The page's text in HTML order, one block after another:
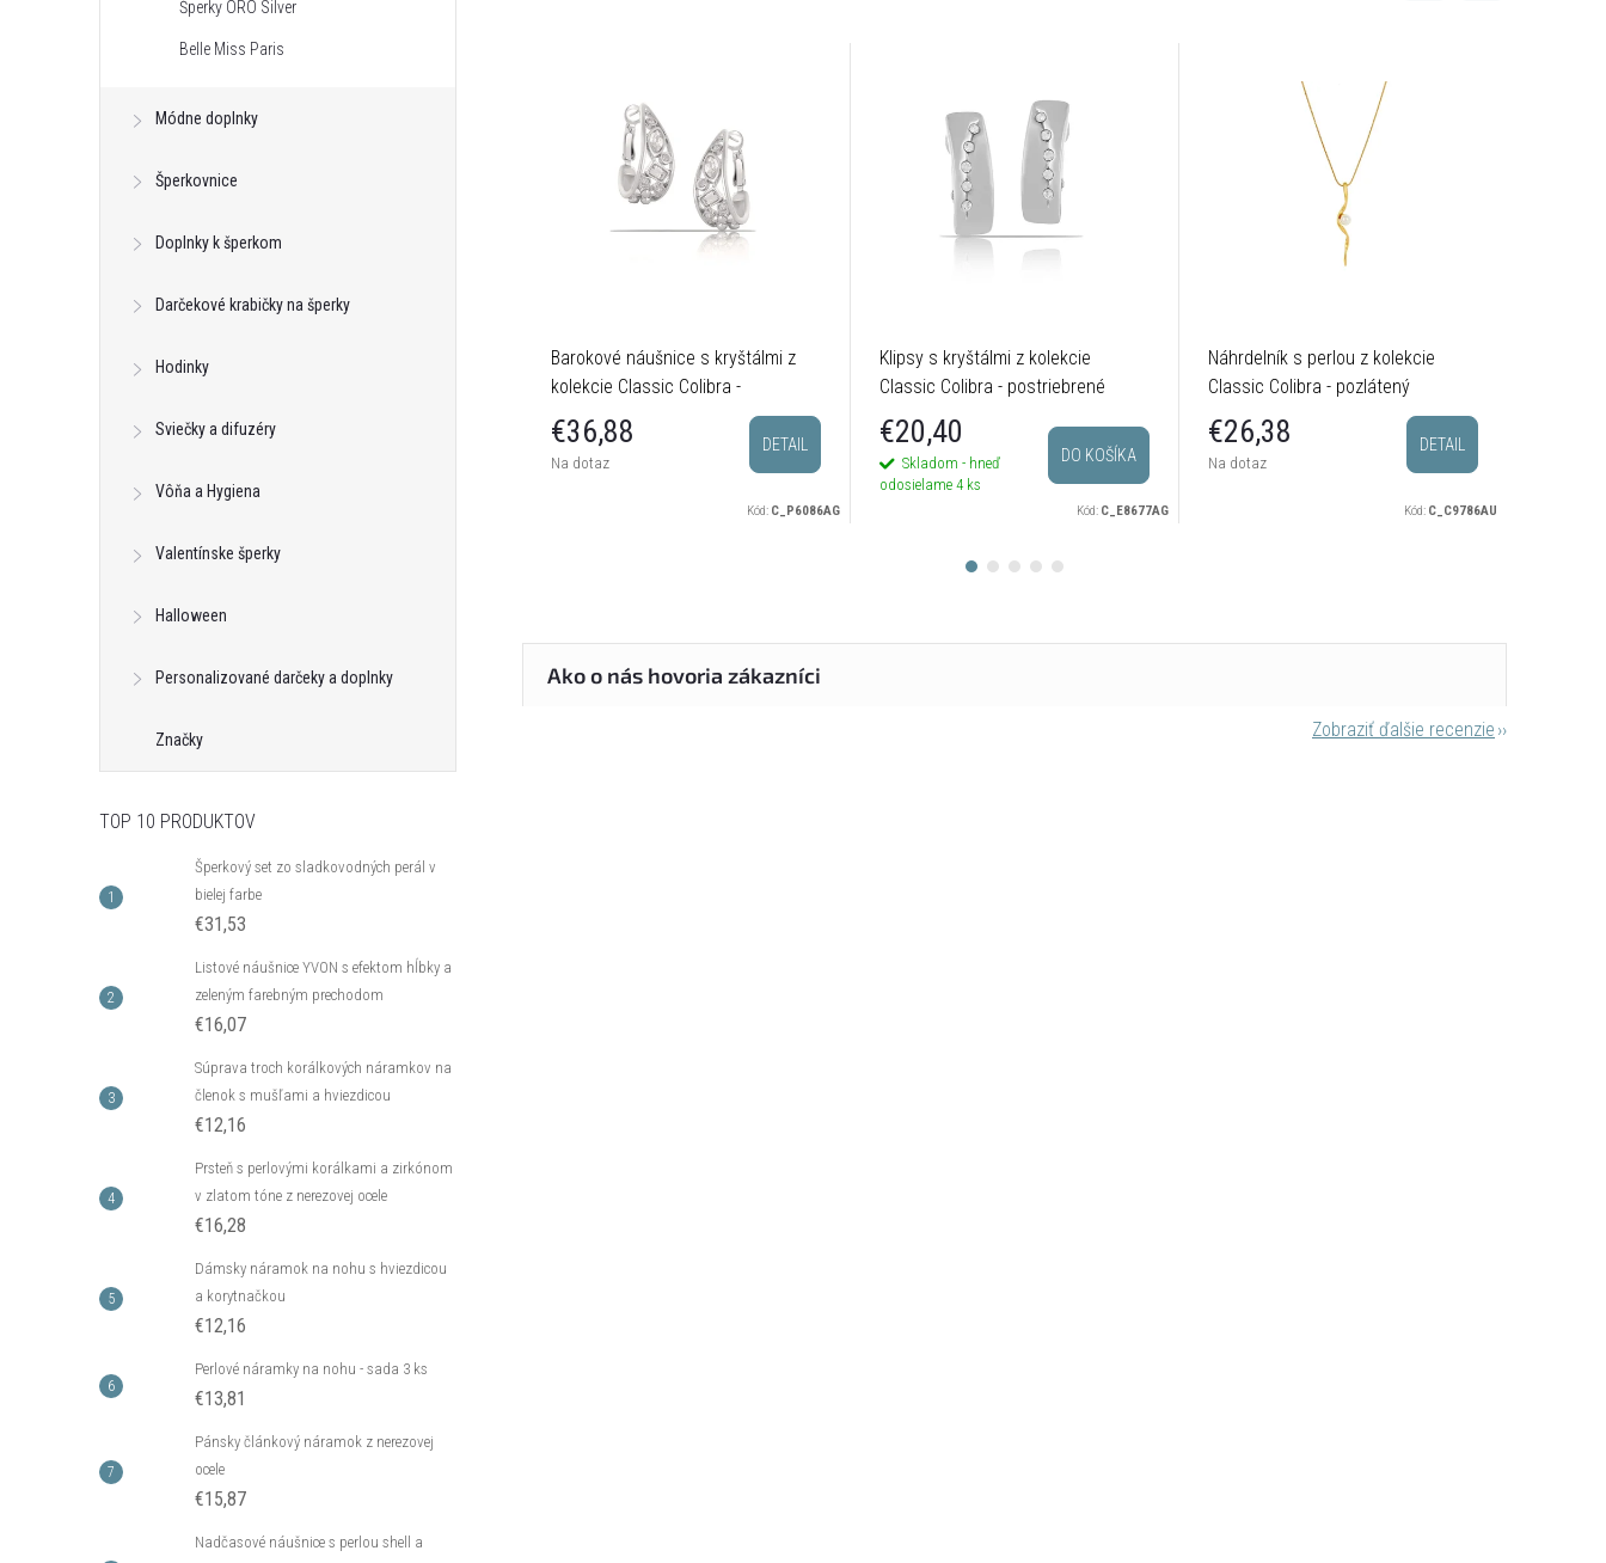
Šperky ORO Silver
Belle Miss Paris
Módne doplnky
Šperkovnice
Doplnky k šperkom
Darčekové krabičky na šperky
Hodinky
Sviečky a difuzéry
Vôňa a Hygiena
Valentínske šperky
Halloween
Personalizované darčeky a doplnky
Značky
TOP 10 PRODUKTOV
Šperkový set zo sladkovodných perál v
bielej farbe
€31,53
Listové náušnice YVON s efektom hĺbky a
zeleným farebným prechodom
€16,07
Súprava troch korálkových náramkov na
členok s mušľami a hviezdicou
€12,16
Prsteň s perlovými korálkami a zirkónom
v zlatom tóne z nerezovej ocele
€16,28
Dámsky náramok na nohu s hviezdicou
a korytnačkou
€12,16
Perlové náramky na nohu - sada 3 ks
€13,81
Pánsky článkový náramok z nerezovej
ocele
€15,87
Nadčasové náušnice s perlou shell a
€16,28
odosielame
Barokové náušnice s kryštálmi z
kolekcie Classic Colibra -
postriebrené
€36,88
Na dotaz
DETAIL
Kód: C_P6086AG
Klipsy s kryštálmi z kolekcie
Classic Colibra - postriebrené
€20,40
Skladom - hneď
odosielame 4 ks
DO KOŠÍKA
Kód: C_E8677AG
Náhrdelník s perlou z kolekcie
Classic Colibra - pozlátený
€26,38
Na dotaz
DETAIL
Kód: C_C9786AU
Zobraziť ďalšie recenzie